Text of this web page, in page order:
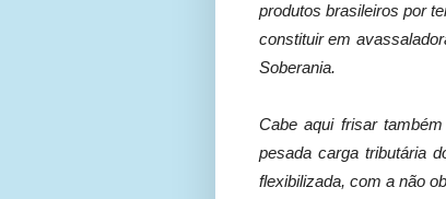
produtos brasileiros por
constituir em
Soberania.
Cabe aqui frisar
pesada carga tributária
flexibilizada, com a não